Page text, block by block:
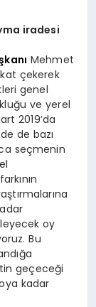
iradesi
Mehmet
çekerek
genel
ve yerel
2019’da
de bazı
seçmenin
oy
Bu
geçeceği
kadar